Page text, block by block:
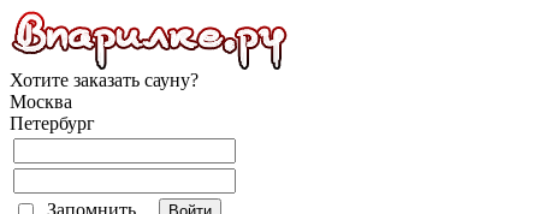
Хотите заказать сауну?
Москва
Петербург
Запомнить